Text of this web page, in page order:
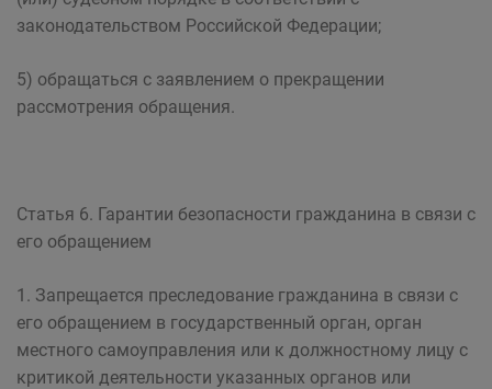
законодательством Российской Федерации;
5) обращаться с заявлением о прекращении
рассмотрения обращения.
Статья 6. Гарантии безопасности гражданина в связи с
его обращением
1. Запрещается преследование гражданина в связи с
его обращением в государственный орган, орган
местного самоуправления или к должностному лицу с
критикой деятельности указанных органов или